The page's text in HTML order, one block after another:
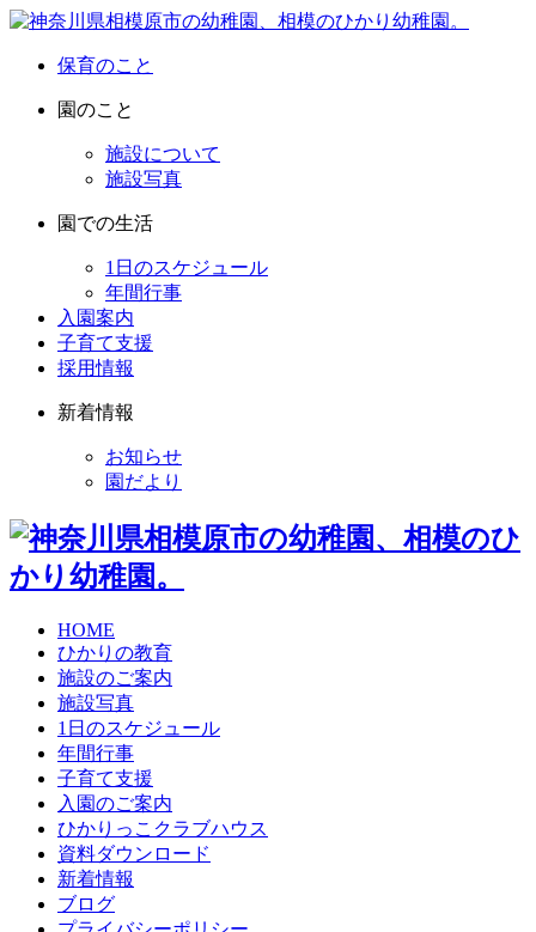
保育のこと
園のこと
施設について
施設写真
園での生活
1日のスケジュール
年間行事
入園案内
子育て支援
採用情報
新着情報
お知らせ
園だより
HOME
ひかりの教育
施設のご案内
施設写真
1日のスケジュール
年間行事
子育て支援
入園のご案内
ひかりっこクラブハウス
資料ダウンロード
新着情報
ブログ